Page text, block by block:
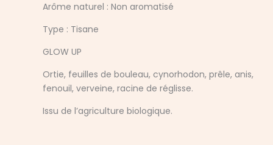
Arôme naturel : Non aromatisé
Type : Tisane
GLOW UP
Ortie, feuilles de bouleau, cynorhodon, prêle, anis,
fenouil, verveine, racine de réglisse.
Issu de l’agriculture biologique.